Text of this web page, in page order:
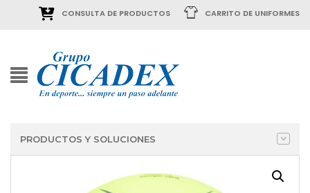
CONSULTA DE PRODUCTOS CARRITO DE UNIFORMES
PRODUCTOS Y SOLUCIONES